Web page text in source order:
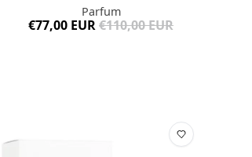
Parfum
€77,00 EUR€110,00 EUR